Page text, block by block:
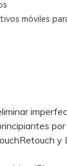
móviles
y